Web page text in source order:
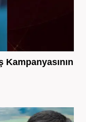
Kampanyasının